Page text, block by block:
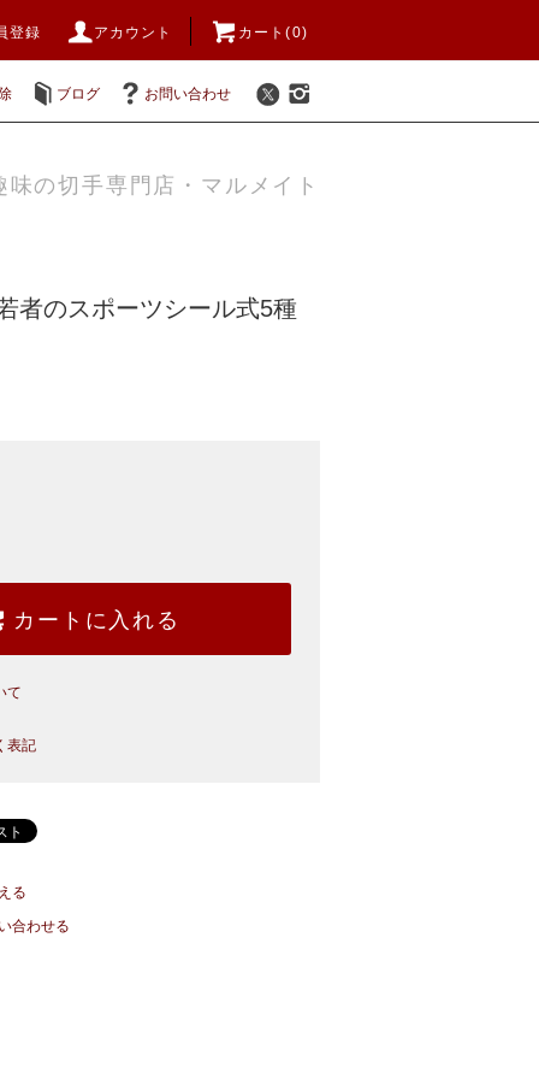
登録 アカウント カート(0)
ブログ お問い合わせ
味の切手専門店・マルメイト
者のスポーツシール式5種
カートに入れる
て
表記
る
合わせる